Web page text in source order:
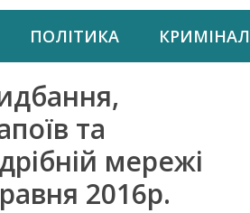
ПОЛІТИКА КРИМІНАЛ
та
мережі
2016р.